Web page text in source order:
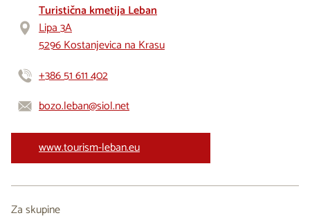
Turistična kmetija Leban
Lipa 3A
5296 Kostanjevica na Krasu
+386 51 611 402
bozo.leban@siol.net
www.tourism-leban.eu
Za skupine